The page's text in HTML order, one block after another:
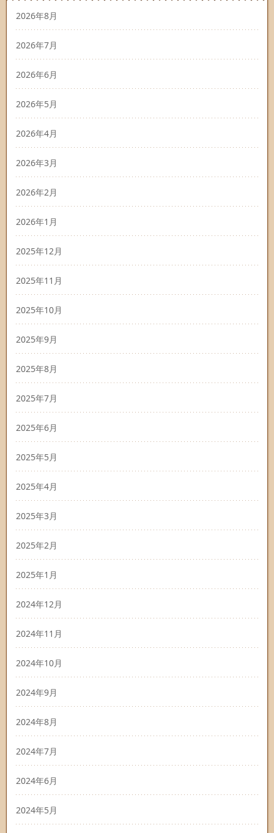
2026年8月
2026年7月
2026年6月
2026年5月
2026年4月
2026年3月
2026年2月
2026年1月
2025年12月
2025年11月
2025年10月
2025年9月
2025年8月
2025年7月
2025年6月
2025年5月
2025年4月
2025年3月
2025年2月
2025年1月
2024年12月
2024年11月
2024年10月
2024年9月
2024年8月
2024年7月
2024年6月
2024年5月